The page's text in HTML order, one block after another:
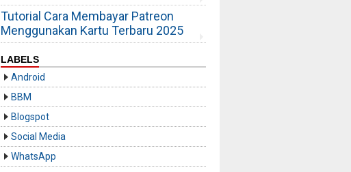
Tutorial Cara Membayar Patreon
Menggunakan Kartu Terbaru 2025
LABELS
Android
BBM
Blogspot
Social Media
WhatsApp